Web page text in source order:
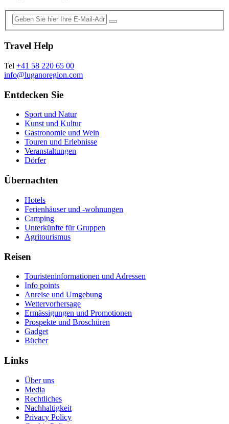
Travel Help
Tel +41 58 220 65 00
info@luganoregion.com
Entdecken Sie
Sport und Natur
Kunst und Kultur
Gastronomie und Wein
Touren und Erlebnisse
Veranstaltungen
Dörfer
Übernachten
Hotels
Ferienhäuser und -wohnungen
Camping
Unterkünfte für Gruppen
Agritourismus
Reisen
Touristeninformationen und Adressen
Info points
Anreise und Umgebung
Wettervorhersage
Ermässigungen und Promotionen
Prospekte und Broschüren
Gadget
Bücher
Links
Über uns
Media
Rechtliches
Nachhaltigkeit
Privacy Policy